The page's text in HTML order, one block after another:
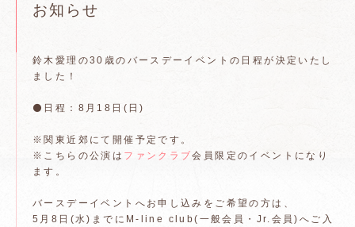
お知らせ
鈴木愛理の30歳のバースデーイベントの日程が決定いたし
ました！
⚫日程：8月18日(日)
※関東近郊にて開催予定です。
※こちらの公演は ファンクラブ会員限定のイベントになり
ます。
バースデーイベントへお申し込みをご希望の方は、
5月8日(水)までにM-line club(一般会員・Jr.会員)へご入